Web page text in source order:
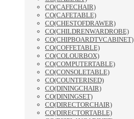
CO(CAFECHAIR)
CO(CAFETABLE)
CO(CHESTOFDRAWER)
CO(CHILDRENWARDROBE)
CO(CHIPBOARDTVCABINET)
CO(COFFETABLE)
CO(COLOURBOX)
CO(COMPUTERTABLE)
CO(CONSOLETABLE)
CO(COUNTERISED)
CO(DININGCHAIR)
CO(DININGSET)
CO(DIRECTORCHAIR)
CO(DIRECTORTABLE)